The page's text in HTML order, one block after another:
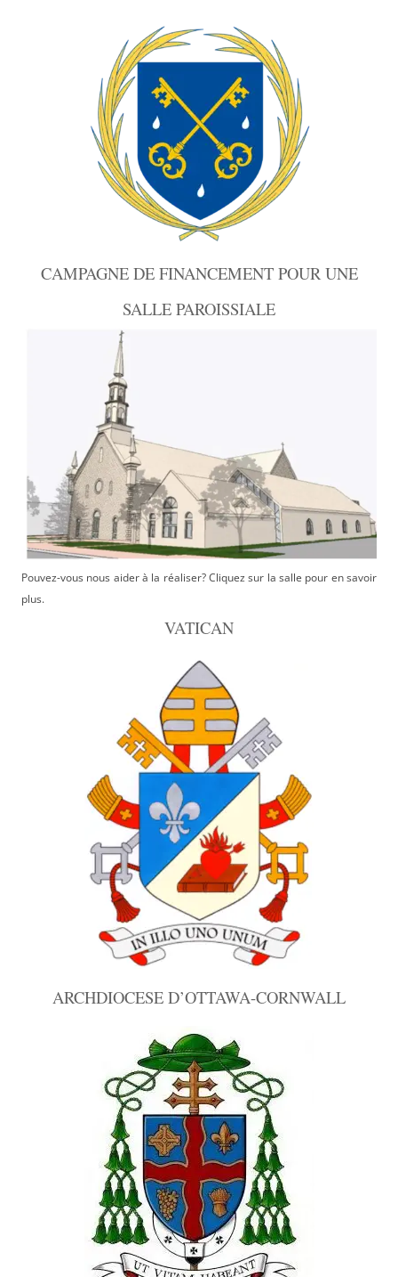
CAMPAGNE DE FINANCEMENT POUR UNE
SALLE PAROISSIALE
Pouvez-vous nous aider à la réaliser? Cliquez sur la salle pour en savoir
plus.
VATICAN
ARCHDIOCESE D’OTTAWA-CORNWALL